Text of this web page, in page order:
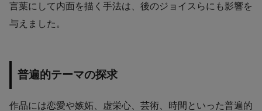
言葉にして内面を描く手法は、後のジョイスらにも影響を
与えました。
普遍的テーマの探求
作品には恋愛や嫉妬、虚栄心、芸術、時間といった普遍的